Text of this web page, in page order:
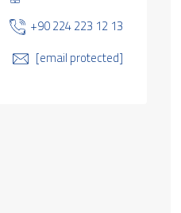
+90 224 223 12 13
[email protected]